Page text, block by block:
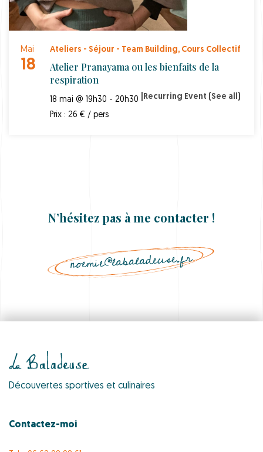
Mai
18
Ateliers - Séjour - Team Building, Cours Collectif
Atelier Pranayama ou les bienfaits de la
respiration
18 mai @ 19h30 - 20h30 Recurring Event (See all)
Prix : 26 € / pers
N’hésitez pas à me contacter !
noemie@labaladeuse.fr
Découvertes sportives et culinaires
Contactez-moi